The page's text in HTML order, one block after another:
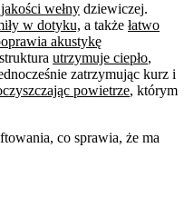
wełny dziewiczej.
w dotyku, a także łatwo
akustykę
utrzymuje ciepło,
zatrzymując kurz i
powietrze, którym
co sprawia, że ma